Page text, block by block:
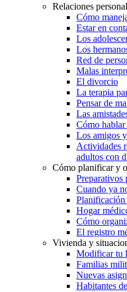
Relaciones
Cómo
Estar en
Los
Los
Red de
Malas
El divorcio
La terapia
Pensar de
Las
Cómo
Los amigos
Actividades
adultos con
Cómo planificar y
Preparativos
Cuando ya
Planificación
Hogar
Cómo
El registro
Vivienda y
Modificar tu
Familias
Nuevas
Habitantes